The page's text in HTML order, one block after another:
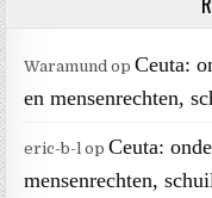
Waramund opCeuta:
en mensenrechten,
eric-b-l opCeuta:
mensenrechten,